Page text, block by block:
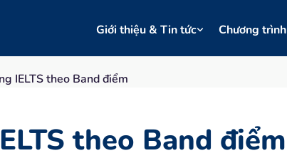
Giới thiệu & Tin tức Chương trình
IELTS theo Band điểm
theo Band điểm